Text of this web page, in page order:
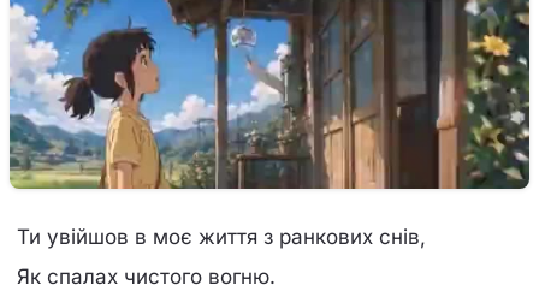
Ти увійшов в моє життя з ранкових снів,
Як спалах чистого вогню.